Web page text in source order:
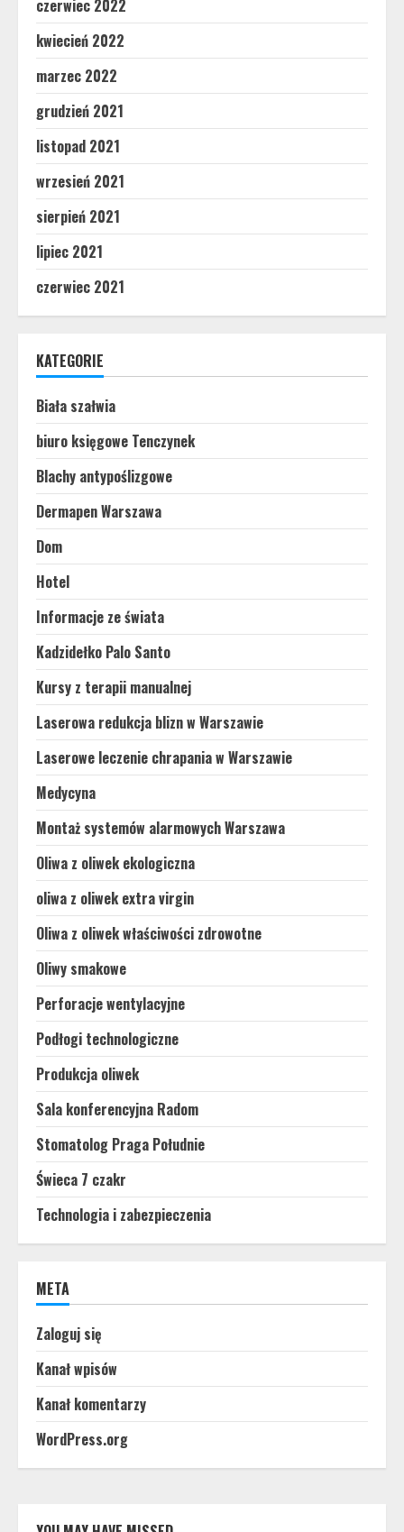
czerwiec 2022
kwiecień 2022
marzec 2022
grudzień 2021
listopad 2021
wrzesień 2021
sierpień 2021
lipiec 2021
czerwiec 2021
KATEGORIE
Biała szałwia
biuro księgowe Tenczynek
Blachy antypoślizgowe
Dermapen Warszawa
Dom
Hotel
Informacje ze świata
Kadzidełko Palo Santo
Kursy z terapii manualnej
Laserowa redukcja blizn w Warszawie
Laserowe leczenie chrapania w Warszawie
Medycyna
Montaż systemów alarmowych Warszawa
Oliwa z oliwek ekologiczna
oliwa z oliwek extra virgin
Oliwa z oliwek właściwości zdrowotne
Oliwy smakowe
Perforacje wentylacyjne
Podłogi technologiczne
Produkcja oliwek
Sala konferencyjna Radom
Stomatolog Praga Południe
Świeca 7 czakr
Technologia i zabezpieczenia
META
Zaloguj się
Kanał wpisów
Kanał komentarzy
WordPress.org